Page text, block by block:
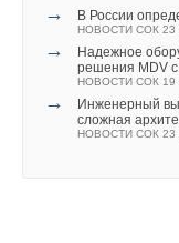
→ В России
НОВОСТИ СОК 23
→
Надежное
решения MDV
НОВОСТИ СОК 19
→
Инженерный
сложная
НОВОСТИ СОК 23